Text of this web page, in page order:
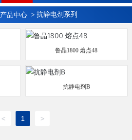
产品中心 抗静电剂系列
鲁晶1800 熔点48
抗静电剂B
< 1 >